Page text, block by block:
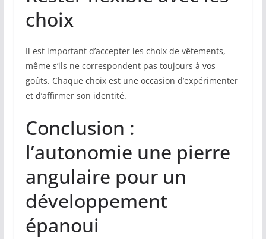
choix
Il est important d’accepter les choix de vêtements,
même s’ils ne correspondent pas toujours à vos
goûts. Chaque choix est une occasion d’expérimenter
et d’affirmer son identité.
Conclusion :
l’autonomie une pierre
angulaire pour un
développement
épanoui